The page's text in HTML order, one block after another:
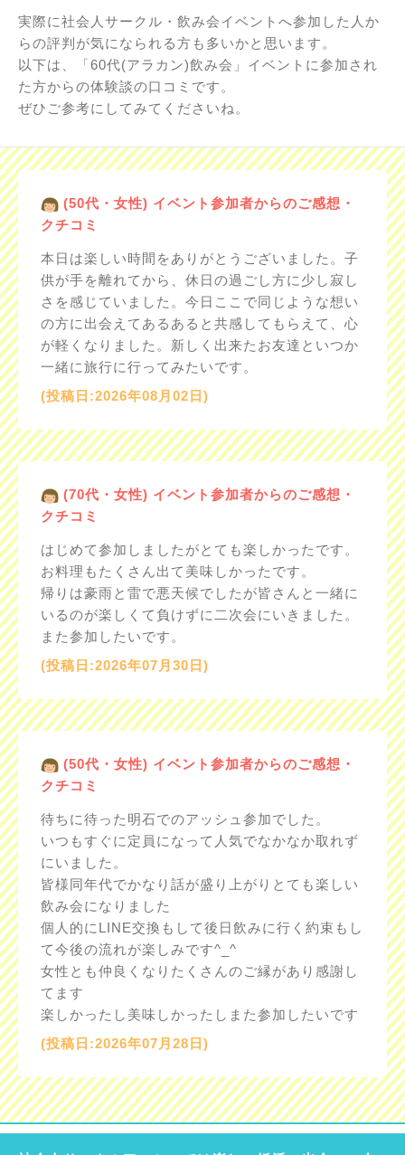
実際に社会人サークル・飲み会イベントへ参加した人か
らの評判が気になられる方も多いかと思います。
以下は、「60代(アラカン)飲み会」イベントに参加され
た方からの体験談の口コミです。
ぜひご参考にしてみてくださいね。
(50代・女性) イベント参加者からのご感想・
クチコミ
本日は楽しい時間をありがとうございました。子
供が手を離れてから、休日の過ごし方に少し寂し
さを感じていました。今日ここで同じような想い
の方に出会えてあるあると共感してもらえて、心
が軽くなりました。新しく出来たお友達といつか
一緒に旅行に行ってみたいです。
(投稿日:2026年08月02日)
(70代・女性) イベント参加者からのご感想・
クチコミ
はじめて参加しましたがとても楽しかったです。
お料理もたくさん出て美味しかったです。
帰りは豪雨と雷で悪天候でしたが皆さんと一緒に
いるのが楽しくて負けずに二次会にいきました。
また参加したいです。
(投稿日:2026年07月30日)
(50代・女性) イベント参加者からのご感想・
クチコミ
待ちに待った明石でのアッシュ参加でした。
いつもすぐに定員になって人気でなかなか取れず
にいました。
皆様同年代でかなり話が盛り上がりとても楽しい
飲み会になりました
個人的にLINE交換もして後日飲みに行く約束もし
て今後の流れが楽しみです^_^
女性とも仲良くなりたくさんのご縁があり感謝し
てます
楽しかったし美味しかったしまた参加したいです
(投稿日:2026年07月28日)